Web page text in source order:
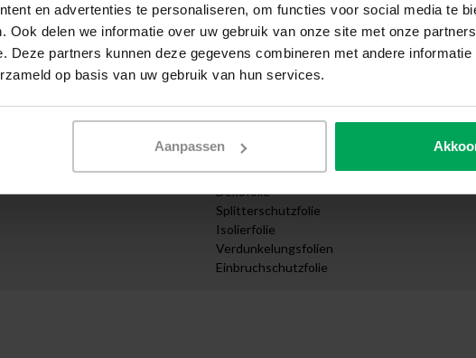
en advertenties te personaliseren, om functies voor social media te
Ook delen we informatie over uw gebruik van onze site met onze
Deze partners kunnen deze gegevens combineren met andere informatie
op basis van uw gebruik van hun services.
Aanpassen
Angebot anfordern
Design Abteilung
Zuschnitt nach Maß bestellen
Videoanleitungen
Kategorien
UV Schutzfolie
Sichtschutzfolien
Dekofolie
Splitterschutzfolie
Isolierfolie
Verdunkelungsfolien
Einbruchschutzfolie